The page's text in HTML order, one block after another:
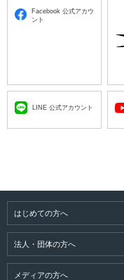
Facebook 公式アカウ
ント
LINE 公式アカウント
はじめての方へ
法人・団体の方へ
メディアの方へ